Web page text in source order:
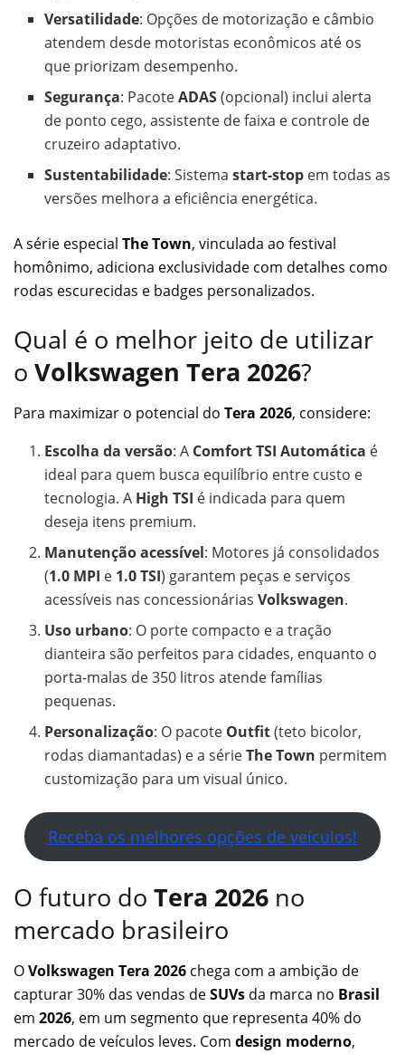
Versatilidade: Opções de motorização e câmbio
atendem desde motoristas econômicos até os
que priorizam desempenho.
Segurança: PacoteADAS(opcional) inclui alerta
de ponto cego, assistente de faixa e controle de
cruzeiro adaptativo.
Sustentabilidade: Sistemastart-stop em todas as
versões melhora a eficiência energética.
A série especial The Town, vinculada ao festival
homônimo, adiciona exclusividade com detalhes como
rodas escurecidas e badges personalizados.
Qual é o melhor jeito de utilizar
o Volkswagen Tera 2026?
Para maximizar o potencial do Tera 2026, considere:
Escolha da versão: A Comfort TSI Automática é
ideal para quem busca equilíbrio entre custo e
tecnologia. A High TSI é indicada para quem
deseja itens premium.
Manutenção acessível: Motores já consolidados
(1.0 MPI e 1.0 TSI) garantem peças e serviços
acessíveis nas concessionáriasVolkswagen.
Uso urbano: O porte compacto e a tração
dianteira são perfeitos para cidades, enquanto o
porta-malas de 350 litros atende famílias
pequenas.
Personalização: O pacote Outfit(teto bicolor,
rodas diamantadas) e a sérieThe Town permitem
customização para um visual único.
Receba os melhores opções de veículos!
O futuro do Tera 2026 no
mercado brasileiro
OVolkswagen Tera 2026 chega com a ambição de
capturar 30% das vendas deSUVs da marca no Brasil
em 2026, em um segmento que representa 40% do
mercado de veículos leves. Com design moderno,